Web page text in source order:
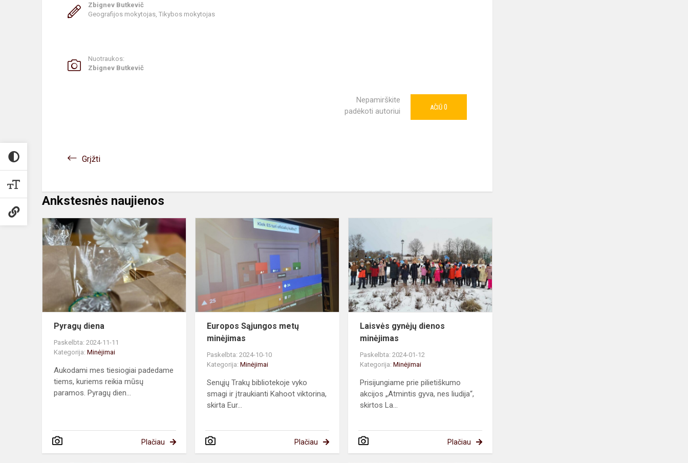
Zbignev Butkevič
Geografijos mokytojas, Tikybos mokytojas
Nuotraukos:
Zbignev Butkevič
Nepamirškite
padėkoti autoriui
AČIŪ 0
Grįžti
Ankstesnės naujienos
Pyragų
Pyragų diena
Paskelbta: 2024-11-11
Kategorija: Minėjimai
Aukodami mes tiesiogiai padedame
tiems, kuriems reikia mūsų
paramos. Pyragų dien...
Plačiau
Sąjungos
metų
minėjimas
Europos Sąjungos metų
minėjimas
Paskelbta: 2024-10-10
Kategorija:Minėjimai
Senųjų Trakų bibliotekoje vyko
smagi ir įtraukianti Kahoot viktorina,
skirta Eur...
Plačiau
dienos
minėjimas
Laisvės gynėjų dienos
minėjimas
Paskelbta: 2024-01-12
Kategorija:Minėjimai
Prisijungiame prie pilietiškumo
akcijos „Atmintis gyva, nes liudija“,
skirtos La...
Plačiau